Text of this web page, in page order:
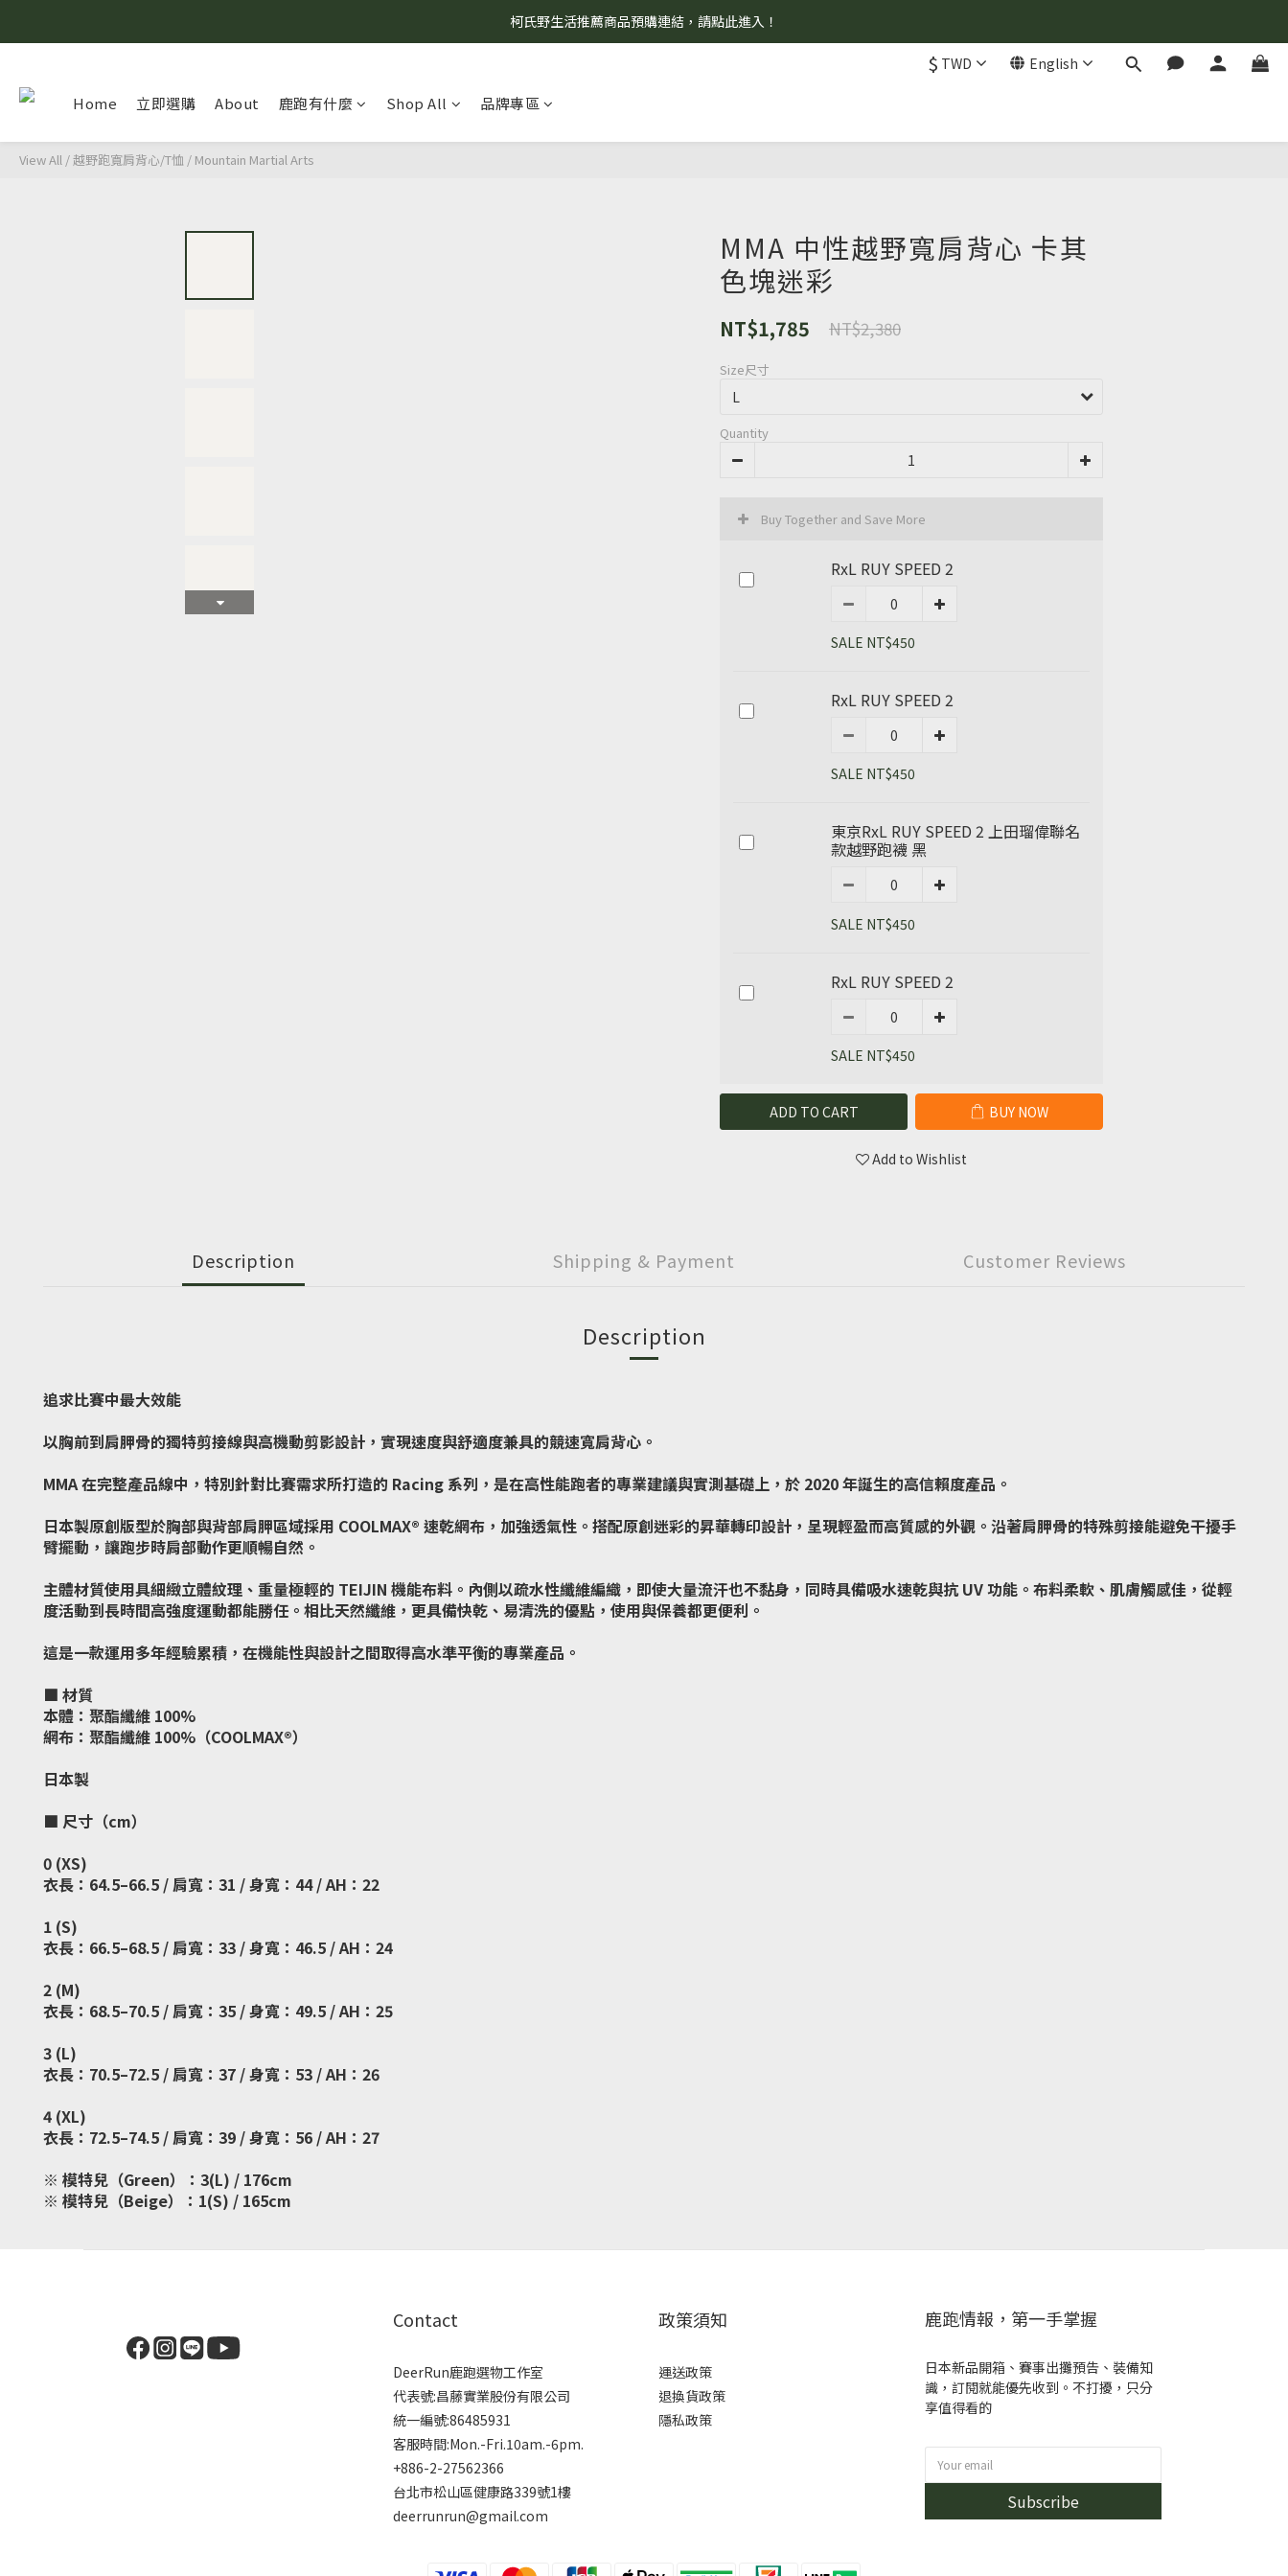
8/7 當天暫停開放工作室。請見諒！
柯氏野生活推薦商品預購連結，請點此進入！
$ TWD English
Home 立即選購 About 鹿跑有什麼 Shop All 品牌專區
View All /越野跑寬肩背心/T恤 / Mountain Martial Arts
MMA 中性越野寬肩背心 卡其
色塊迷彩
NT$1,785 NT$2,380
Size尺寸
Quantity
Buy Together and Save More
RxL RUY SPEED 2
SALE NT$450
RxL RUY SPEED 2
SALE NT$450
東京RxL RUY SPEED 2 上田瑠偉聯名
款越野跑襪 黑
SALE NT$450
RxL RUY SPEED 2
SALE NT$450
ADD TO CART BUY NOW
Add to Wishlist
Description Shipping & Payment Customer Reviews
Description
追求比賽中最大效能
以胸前到肩胛骨的獨特剪接線與高機動剪影設計，實現速度與舒適度兼具的競速寬肩背心。
MMA 在完整產品線中，特別針對比賽需求所打造的 Racing 系列，是在高性能跑者的專業建議與實測基礎上，於 2020 年誕生的高信賴度產品。
日本製原創版型於胸部與背部肩胛區域採用 COOLMAX® 速乾網布，加強透氣性。搭配原創迷彩的昇華轉印設計，呈現輕盈而高質感的外觀。沿著肩胛骨的特殊剪接能避免干擾手
臂擺動，讓跑步時肩部動作更順暢自然。
主體材質使用具細緻立體紋理、重量極輕的 TEIJIN 機能布料。內側以疏水性纖維編織，即使大量流汗也不黏身，同時具備吸水速乾與抗 UV 功能。布料柔軟、肌膚觸感佳，從輕
度活動到長時間高強度運動都能勝任。相比天然纖維，更具備快乾、易清洗的優點，使用與保養都更便利。
這是一款運用多年經驗累積，在機能性與設計之間取得高水準平衡的專業產品。
■ 材質
本體：聚酯纖維 100%
網布：聚酯纖維 100%（COOLMAX®）
日本製
■ 尺寸（cm）
0 (XS)
衣長：64.5–66.5 / 肩寬：31 / 身寬：44 / AH：22
1 (S)
衣長：66.5–68.5 / 肩寬：33 / 身寬：46.5 / AH：24
2 (M)
衣長：68.5–70.5 / 肩寬：35 / 身寬：49.5 / AH：25
3 (L)
衣長：70.5–72.5 / 肩寬：37 / 身寬：53 / AH：26
4 (XL)
衣長：72.5–74.5 / 肩寬：39 / 身寬：56 / AH：27
※ 模特兒（Green）：3(L) / 176cm
※ 模特兒（Beige）：1(S) / 165cm
Contact
DeerRun鹿跑選物工作室
代表號:昌藤實業股份有限公司
統一編號:86485931
客服時間:Mon.-Fri.10am.-6pm.
+886-2-27562366
台北市松山區健康路339號1樓
deerrunrun@gmail.com
政策須知
運送政策
退換貨政策
隱私政策
鹿跑情報，第一手掌握
日本新品開箱、賽事出攤預告、裝備知
識，訂閱就能優先收到。不打擾，只分
享值得看的
Subscribe